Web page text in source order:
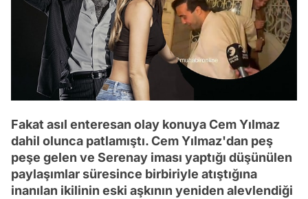
Fakat asıl enteresan olay konuya Cem Yılmaz
dahil olunca patlamıştı. Cem Yılmaz'dan peş
peşe gelen ve Serenay iması yaptığı düşünülen
paylaşımlar süresince birbiriyle atıştığına
inanılan ikilinin eski aşkının yeniden alevlendiği